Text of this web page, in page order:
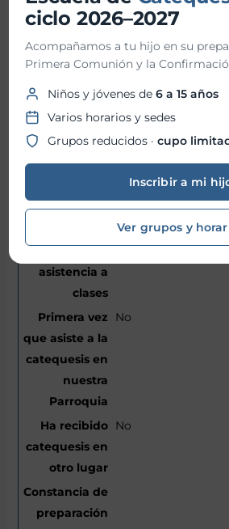
13/09/2013
The Wingate School
5° Primaria
11
Bautismo
Primera
Martes
No
No
ciclo 2026–2027
Acompañamos a tu hijo en su
Primera Comunión y la
Niños y jóvenes de6 a 15 años
Varios horarios y sedes
Grupos reducidos ·cupo
Inscribir a mi
Ver grupos y